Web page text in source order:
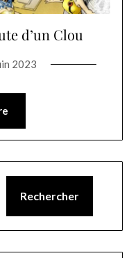
d’un Clou
2023
Rechercher